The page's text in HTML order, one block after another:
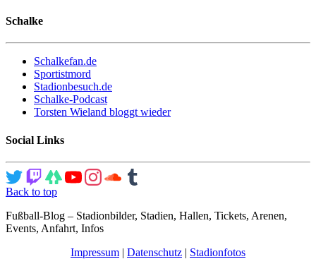
Schalke
Schalkefan.de
Sportistmord
Stadionbesuch.de
Schalke-Podcast
Torsten Wieland bloggt wieder
Social Links
Back to top
Fußball-Blog – Stadionbilder, Stadien, Hallen, Tickets, Arenen,
Events, Anfahrt, Infos
Impressum | Datenschutz | Stadionfotos